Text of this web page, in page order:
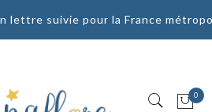
lettre suivie pour la France
0